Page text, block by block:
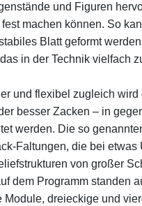
und Figuren
machen können. So
Blatt geformt
in der Technik vielfach
und flexibel zugleich
besser Zacken – in
werden. Die so
Faltungen, die bei etwas
von großer
dem Programm standen
Module, dreieckige und